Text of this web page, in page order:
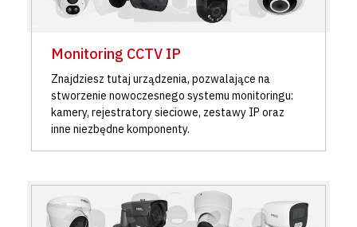
Monitoring CCTV IP
Znajdziesz tutaj urządzenia, pozwalające na
stworzenie nowoczesnego systemu monitoringu:
kamery, rejestratory sieciowe, zestawy IP oraz
inne niezbędne komponenty.